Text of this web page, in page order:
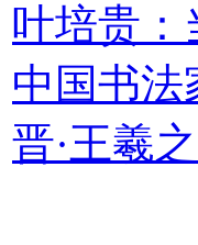
叶培贵：
中国书法
晋·王羲